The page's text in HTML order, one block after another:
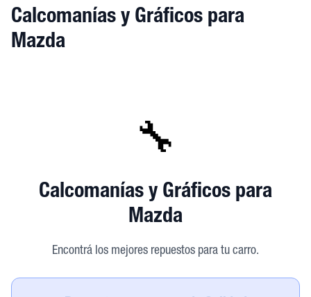
Calcomanías y Gráficos para
Mazda
🔧
Calcomanías y Gráficos para
Mazda
Encontrá los mejores repuestos para tu carro.